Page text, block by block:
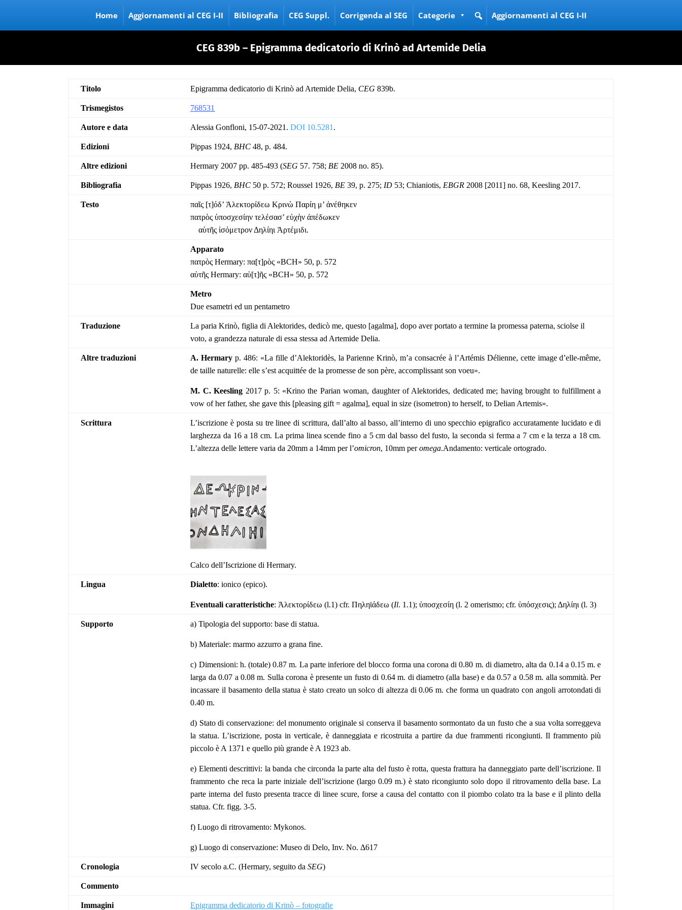
Home Aggiornamenti al CEG I-II Bibliografia CEG Suppl. Corrigenda al SEG Categorie Aggiornamenti al CEG I-II
CEG 839b – Epigramma dedicatorio di Krinò ad Artemide Delia
Titolo Epigramma dedicatorio di Krinò ad Artemide Delia, CEG839b.
Trismegistos 768531
Autore e data Alessia Gonfloni, 15-07-2021.DOI 10.5281 .
Edizioni Pippas 1924, BHC48, p. 484.
Altre edizioni Hermary 2007 pp. 485-493 (SEG 57. 758; BE 2008 no. 85).
Bibliografia Pippas 1926, BHC 50 p. 572; Roussel 1926, BE 39, p. 275; ID 53; Chianiotis, EBGR 2008 [2011] no. 68, Keesling 2017.
Testo
παῖς [τ]όδ’ Ἀλεκτορίδεω Κρινὼ Παρίη μ’ ἀνέθηκεν
πατρὸς ὑποσχεσίην τελέσασ’ εὐχὴν ἀπέδωκεν
αὑτῆς ἰσόμετρον Δηλίηι Ἀρτέμιδι.
Apparato
πατρὸς Hermary: πα[τ]ρὸς «BCH» 50, p. 572
αὑτῆς Hermary: αὑ[τ]ῆς «BCH» 50, p. 572
Metro
Due esametri ed un pentametro
Traduzione La paria Krinò, figlia di Alektorides, dedicò me, questo [agalma],dopo aver portato a termine la promessa paterna, sciolse il
voto,a grandezza naturale di essa stessa ad Artemide Delia.
Altre traduzioni A. Hermary p. 486: «La fille d’Alektoridès, la Parienne Krinò, m’a consacrée à l’Artémis Délienne, cette image d’elle-même,
de taille naturelle: elle s’est acquittée de la promesse de son père, accomplissant son voeu».
M. C. Keesling 2017 p. 5: «Krino the Parian woman, daughter of Alektorides, dedicated me; having brought to fulfillment a
vow of her father, she gave this [pleasing gift = agalma], equal in size (isometron) to herself, to Delian Artemis».
Scrittura
L’iscrizione è posta su tre linee di scrittura, dall’alto al basso, all’interno di uno specchio epigrafico accuratamente lucidato e di
larghezza da 16 a 18 cm. La prima linea scende fino a 5 cm dal basso del fusto, la seconda si ferma a 7 cm e la terza a 18 cm.
L’altezza delle lettere varia da 20mm a 14mm per l’omicron, 10mm peromega.Andamento: verticale ortogrado.
Calco dell’Iscrizione di Hermary.
Lingua Dialetto: ionico (epico).
Eventuali caratteristiche: Ἀλεκτορίδεω (l.1) cfr. Πηληϊάδεω (Il. 1.1); ὑποσχεσίη (l. 2 omerismo; cfr. ὑπόσχεσις); Δηλίηι (l. 3)
Supporto a) Tipologia del supporto: base di statua.
b) Materiale: marmo azzurro a grana fine.
c) Dimensioni: h. (totale) 0.87 m. La parte inferiore del blocco forma una corona di 0.80 m. di diametro, alta da 0.14 a 0.15 m. e
larga da 0.07 a 0.08 m. Sulla corona è presente un fusto di 0.64 m. di diametro (alla base) e da 0.57 a 0.58 m. alla sommità. Per
incassare il basamento della statua è stato creato un solco di altezza di 0.06 m. che forma un quadrato con angoli arrotondati di
0.40 m.
d) Stato di conservazione: del monumento originale si conserva il basamento sormontato da un fusto che a sua volta sorreggeva
la statua. L’iscrizione, posta in verticale, è danneggiata e ricostruita a partire da due frammenti ricongiunti. Il frammento più
piccolo è A 1371 e quello più grande è A 1923 ab.
e) Elementi descrittivi: la banda che circonda la parte alta del fusto è rotta, questa frattura ha danneggiato parte dell’iscrizione. Il
frammento che reca la parte iniziale dell’iscrizione (largo 0.09 m.) è stato ricongiunto solo dopo il ritrovamento della base. La
parte interna del fusto presenta tracce di linee scure, forse a causa del contatto con il piombo colato tra la base e il plinto della
statua. Cfr. figg. 3-5.
f) Luogo di ritrovamento: Mykonos.
g) Luogo di conservazione: Museo di Delo, Inv. No. Δ617
Cronologia IV secolo a.C. (Hermary, seguito da SEG)
Commento
Immagini Epigramma dedicatorio di Krinò – fotografie